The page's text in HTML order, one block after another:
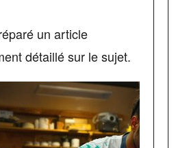
un article
détaillé sur le sujet.